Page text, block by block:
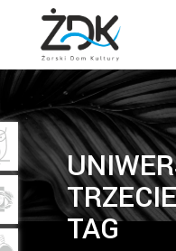
TAG